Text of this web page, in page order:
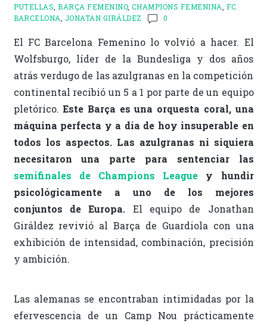
PUTELLAS,BARÇA FEMENINO,CHAMPIONS FEMENINA, FC
BARCELONA, JONATAN GIRÁLDEZ 0
El FC Barcelona Femenino lo volvió a hacer. El
Wolfsburgo, líder de la Bundesliga y dos años
atrás verdugo de las azulgranas en la competición
continental recibió un 5 a 1 por parte de un equipo
pletórico.Este Barça es una orquesta coral, una
máquina perfecta y a día de hoy insuperable en
todos los aspectos. Las azulgranas ni siquiera
necesitaron una parte para sentenciar las
semifinales de Champions League y hundir
psicológicamente a uno de los mejores
conjuntos de Europa. El equipo de Jonathan
Giráldez revivió al Barça de Guardiola con una
exhibición de intensidad, combinación, precisión
y ambición.
Las alemanas se encontraban intimidadas por la
efervescencia de un Camp Nou prácticamente